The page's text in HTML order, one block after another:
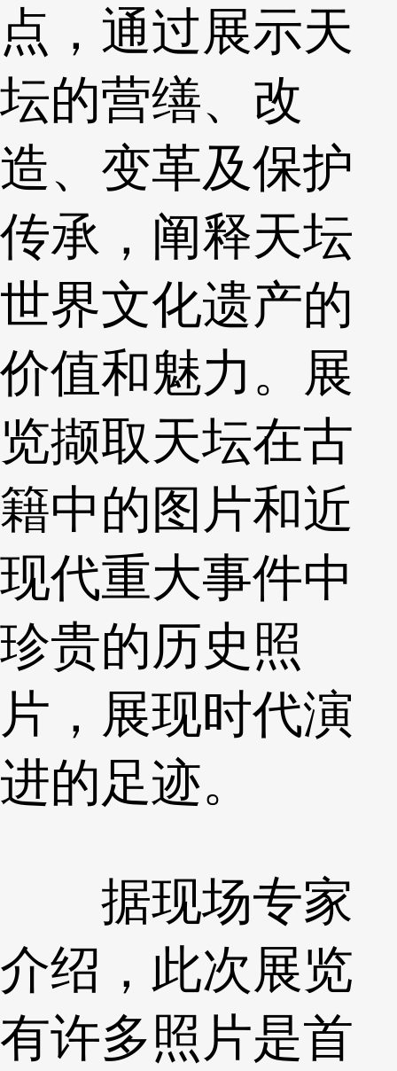
点，通过展示天
坛的营缮、改
造、变革及保护
传承，阐释天坛
世界文化遗产的
价值和魅力。展
览撷取天坛在古
籍中的图片和近
现代重大事件中
珍贵的历史照
片，展现时代演
进的足迹。
据现场专家
介绍，此次展览
有许多照片是首